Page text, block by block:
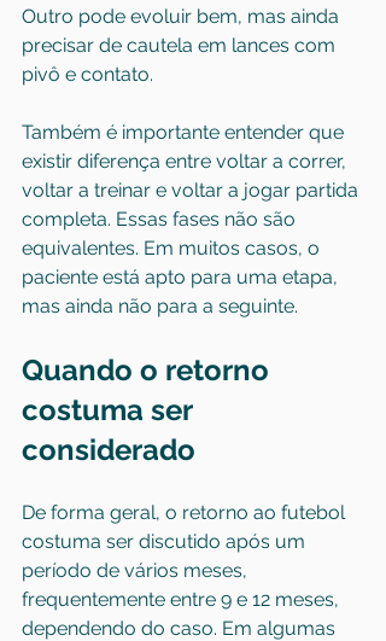
Outro pode evoluir bem, mas ainda
precisar de cautela em lances com
pivô e contato.
Também é importante entender que
existir diferença entre voltar a correr,
voltar a treinar e voltar a jogar partida
completa. Essas fases não são
equivalentes. Em muitos casos, o
paciente está apto para uma etapa,
mas ainda não para a seguinte.
Quando o retorno
costuma ser
considerado
De forma geral, o retorno ao futebol
costuma ser discutido após um
período de vários meses,
frequentemente entre 9 e 12 meses,
dependendo do caso. Em algumas